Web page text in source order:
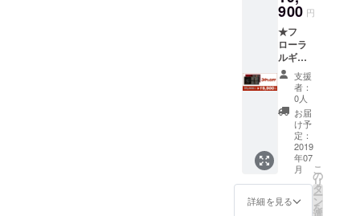
了承く
い。
※2019
年7月に
お届け
する予
定です
が、生
産、配
送状況
により
遅れる
可能性
いま
ド（花
梨）と
ブラッ
ク（黒
檀）か
ら選択
可能で
す。 ※
商品の
仕様、
デザイ
ンに関
しまし
ては一
部変更
になる
入り）
・ケー
ス1点
・プリ
ザーブ
ドフラ
ワース
タンド1
点 ・便
箋1冊
・日本
語取扱
説明書
×1枚 ※
ペン先
はEF、
900 円
★フ
ローラ
ルギフ
トセッ
ト2点
（一般
販売予
定価格
30,000
円） <1
セット>
詳細：
・万年
筆1点
・カー
支援
者：
0人
お届
け予
定：
2019
年07
月
詳細を見る
こ
の
リ
タ
ー
ン
を